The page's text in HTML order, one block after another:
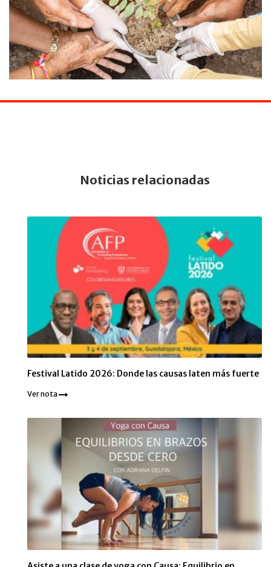
Noticias relacionadas
Festival Latido 2026: Donde las causas laten más fuerte
Ver nota